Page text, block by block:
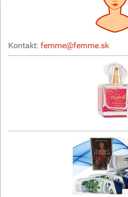
Kontakt: femme@femme.sk